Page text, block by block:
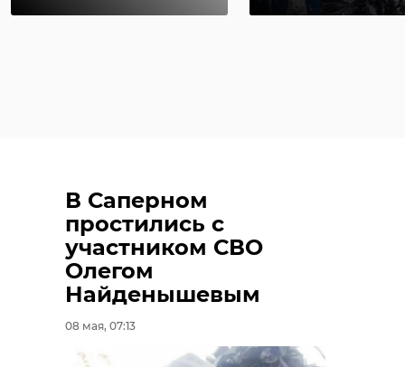
В Саперном
простились с
участником СВО
Олегом
Найденышевым
08 мая, 07:13